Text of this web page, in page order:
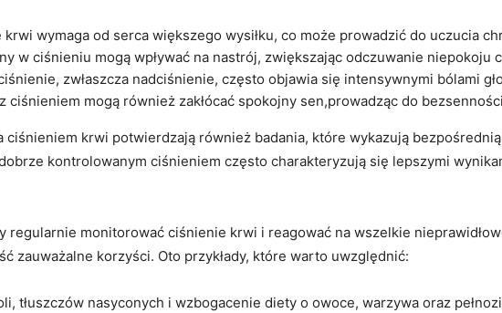
wymaga od serca⁤ większego wysiłku, co może prowadzić do uczucia
‌w ciśnieniu⁢ mogą wpływać⁢ na nastrój, zwiększając odczuwanie niepokoju
zwłaszcza nadciśnienie, często objawia się intensywnymi bólami
ciśnieniem ​mogą również zakłócać spokojny sen,prowadząc do
ciśnieniem⁤ krwi potwierdzają również badania, które wykazują
kontrolowanym ciśnieniem często charakteryzują się lepszymi
regularnie monitorować ciśnienie krwi ⁣i ‌reagować na wszelkie
zauważalne korzyści.​ Oto ‌przykłady, które warto⁢ uwzględnić:
tłuszczów nasyconych i wzbogacenie diety o owoce, warzywa oraz